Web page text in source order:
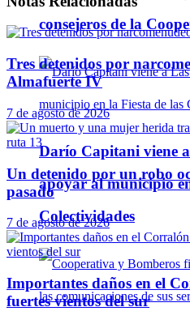
consejeros de la
Darío Capitani viene
apoyar al municipio
Colectividades
Tres detenidos por
Almafuerte IV
7 de agosto de 2026
Un detenido por un robo
pasado
7 de agosto de 2026
Importantes daños en el
fuertes vientos del sur